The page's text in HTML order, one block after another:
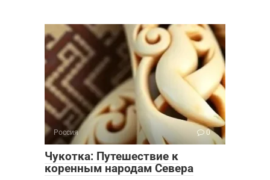
Россия 0
Чукотка: Путешествие к
коренным народам Севера